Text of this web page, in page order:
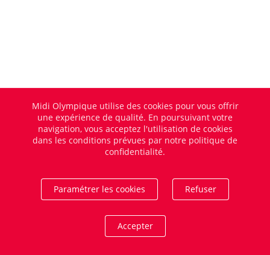
Midi Olympique utilise des cookies pour vous offrir
une expérience de qualité. En poursuivant votre
navigation, vous acceptez l'utilisation de cookies
dans les conditions prévues par notre politique de
confidentialité.
Paramétrer les cookies Refuser
Accepter